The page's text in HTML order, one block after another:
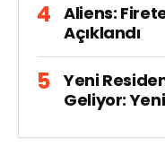
Aliens:
Açıklandı
Yeni
Geliyor: